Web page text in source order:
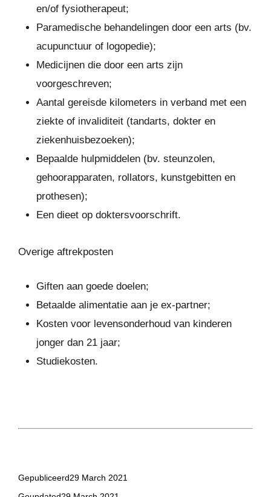
en/of fysiotherapeut;
Paramedische behandelingen door een arts (bv.
acupunctuur of logopedie);
Medicijnen die door een arts zijn
voorgeschreven;
Aantal gereisde kilometers in verband met een
ziekte of invaliditeit (tandarts, dokter en
ziekenhuisbezoeken);
Bepaalde hulpmiddelen (bv. steunzolen,
gehoorapparaten, rollators, kunstgebitten en
prothesen);
Een dieet op doktersvoorschrift.
Overige aftrekposten
Giften aan goede doelen;
Betaalde alimentatie aan je ex-partner;
Kosten voor levensonderhoud van kinderen
jonger dan 21 jaar;
Studiekosten.
Gepubliceerd29 March 2021